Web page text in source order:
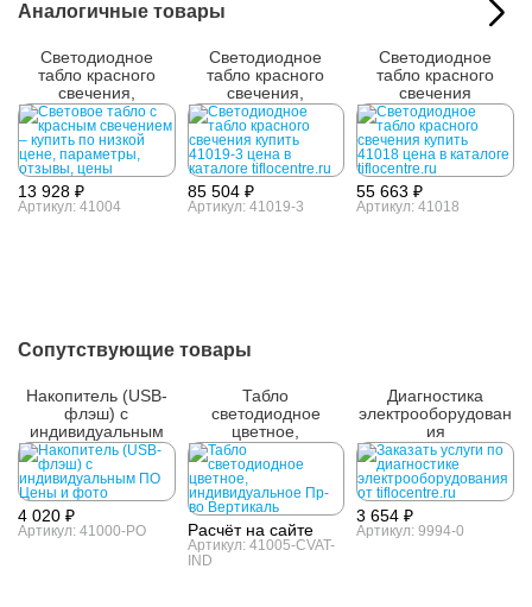
Аналогичные товары
Светодиодное
табло красного
свечения,
240х720x90мм
13 928 ₽
Артикул: 41004
Светодиодное
табло красного
свечения,
560х2960x90 мм
85 504 ₽
Артикул: 41019-3
Светодиодное
табло красного
свечения
400х2640x90 мм
55 663 ₽
Артикул: 41018
Сопутствующие товары
Накопитель (USB-
флэш) с
индивидуальным
ПО
4 020 ₽
Артикул: 41000-PO
Табло
светодиодное
цветное,
индивидуальное
Расчёт на сайте
Артикул: 41005-CVAT-
IND
Диагностика
электрооборудован
ия
3 654 ₽
Артикул: 9994-0